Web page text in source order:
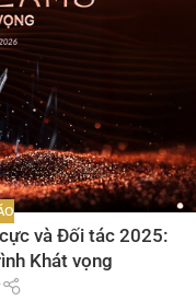
và Đối tác 2025:
Khát vọng